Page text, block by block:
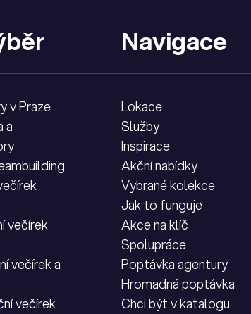
v Praze
a
večírek
večírek a
večírek
Navigace
Lokace
Služby
Inspirace
Akční nabídky
Vybrané kolekce
Jak to funguje
Akce na klíč
Spolupráce
Poptávka agentury
Hromadná poptávka
Chci být v katalogu